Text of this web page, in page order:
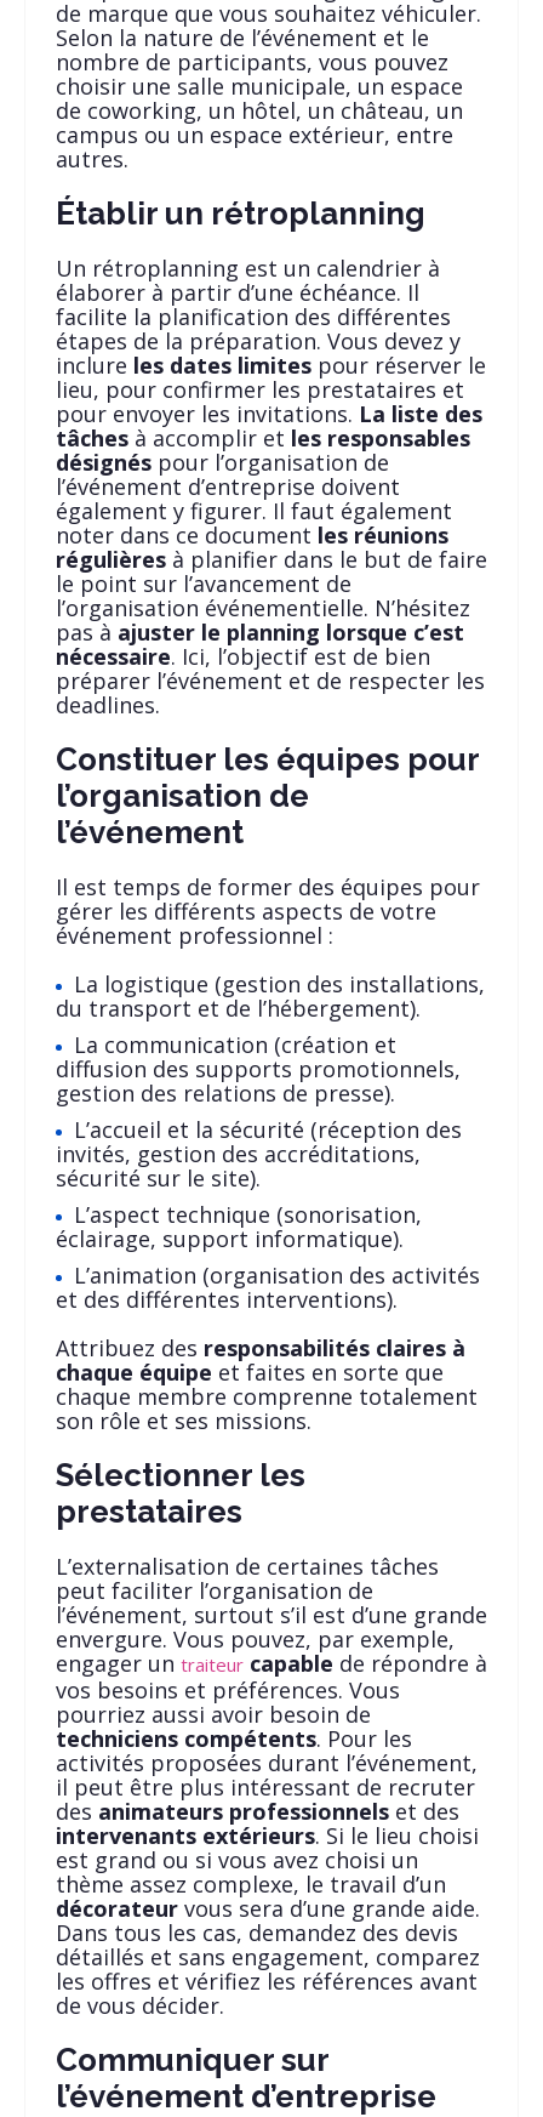
de marque que vous souhaitez véhiculer.
Selon la nature de l’événement et le
nombre de participants, vous pouvez
choisir une salle municipale, un espace
de coworking, un hôtel, un château, un
campus ou un espace extérieur, entre
autres.
Établir un rétroplanning
Un rétroplanning est un calendrier à
élaborer à partir d’une échéance. Il
facilite la planification des différentes
étapes de la préparation. Vous devez y
inclure les dates limites pour réserver le
lieu, pour confirmer les prestataires et
pour envoyer les invitations. La liste des
tâches à accomplir et les responsables
désignés pour l’organisation de
l’événement d’entreprise doivent
également y figurer. Il faut également
noter dans ce document les réunions
régulières à planifier dans le but de faire
le point sur l’avancement de
l’organisation événementielle. N’hésitez
pas à ajuster le planning lorsque c’est
nécessaire. Ici, l’objectif est de bien
préparer l’événement et de respecter les
deadlines.
Constituer les équipes pour
l’organisation de
l’événement
Il est temps de former des équipes pour
gérer les différents aspects de votre
événement professionnel :
La logistique (gestion des installations,
du transport et de l’hébergement).
La communication (création et
diffusion des supports promotionnels,
gestion des relations de presse).
L’accueil et la sécurité (réception des
invités, gestion des accréditations,
sécurité sur le site).
L’aspect technique (sonorisation,
éclairage, support informatique).
L’animation (organisation des activités
et des différentes interventions).
Attribuez des responsabilités claires à
chaque équipe et faites en sorte que
chaque membre comprenne totalement
son rôle et ses missions.
Sélectionner les
prestataires
L’externalisation de certaines tâches
peut faciliter l’organisation de
l’événement, surtout s’il est d’une grande
envergure. Vous pouvez, par exemple,
engager un traiteur capable de répondre à
vos besoins et préférences. Vous
pourriez aussi avoir besoin de
techniciens compétents. Pour les
activités proposées durant l’événement,
il peut être plus intéressant de recruter
des animateurs professionnels et des
intervenants extérieurs. Si le lieu choisi
est grand ou si vous avez choisi un
thème assez complexe, le travail d’un
décorateur vous sera d’une grande aide.
Dans tous les cas, demandez des devis
détaillés et sans engagement, comparez
les offres et vérifiez les références avant
de vous décider.
Communiquer sur
l’événement d’entreprise